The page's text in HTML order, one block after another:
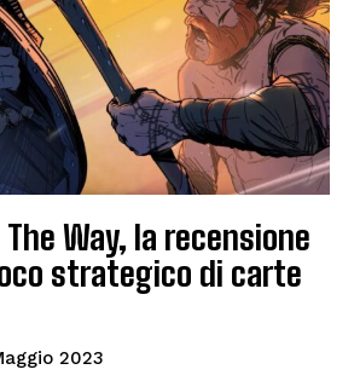
Way, la recensione
strategico di carte
2023